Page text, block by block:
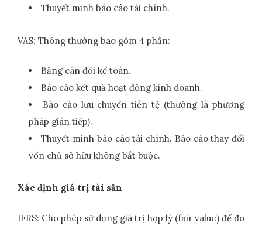
Thuyết minh báo cáo tài chính.
VAS: Thông thường bao gồm 4 phần:
Bảng cân đối kế toán.
Báo cáo kết quả hoạt động kinh doanh.
Báo cáo lưu chuyển tiền tệ (thường là phương
pháp gián tiếp).
Thuyết minh báo cáo tài chính. Báo cáo thay đổi
vốn chủ sở hữu không bắt buộc.
Xác định giá trị tài sản
IFRS: Cho phép sử dụng giá trị hợp lý (fair value) để đo